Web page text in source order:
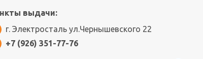
г. Электросталь ул.Чернышевского 22
выдачи:
+7 (926) 351-77-76